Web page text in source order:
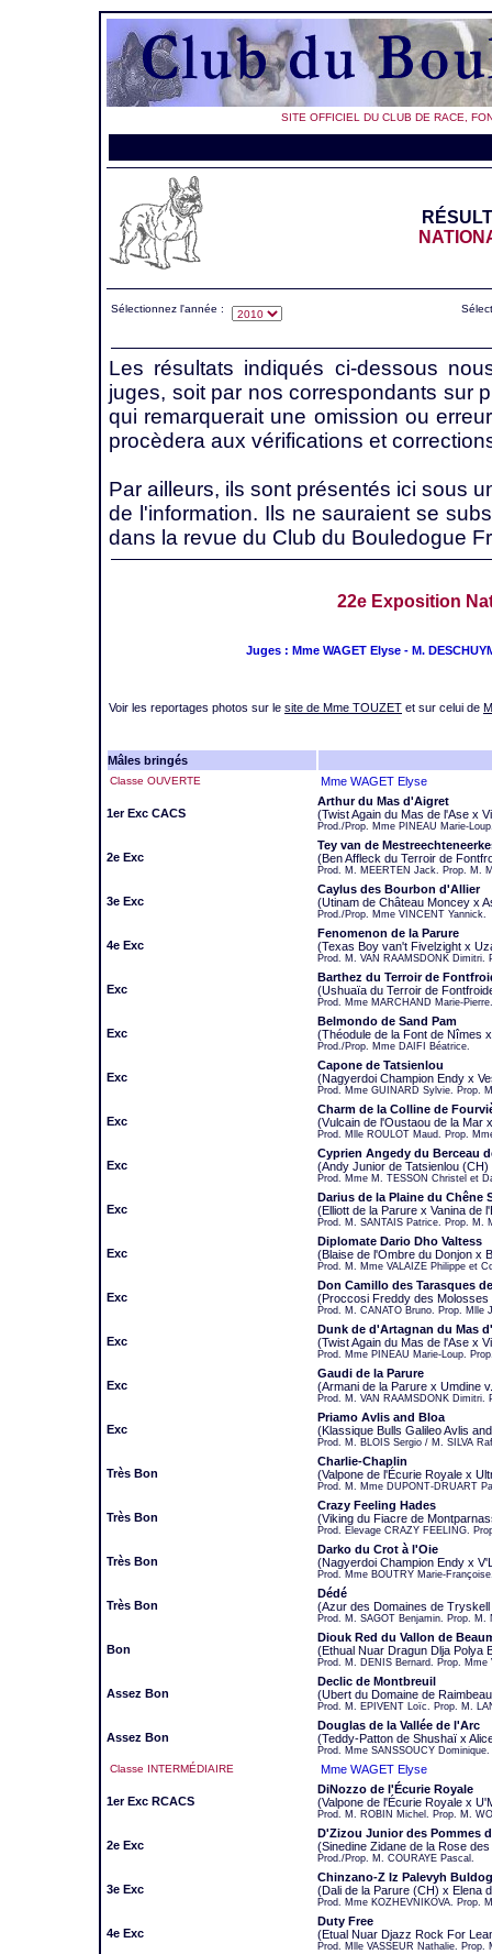
SITE OFFICIEL DU CLUB DE RACE,
Sélectionnez l'année :
Les résultats indiqués ci-dessous
juges, soit par nos correspondants sur
qui remarquerait une omission ou
procèdera aux vérifications et
Par ailleurs, ils sont présentés ici sous
de l'information. Ils ne sauraient se
dans la revue du Club du Bouledogue
22e Exposition
Juges : Mme WAGET Elyse - M.
Voir les reportages photos sur le site de Mme TOUZET et sur celui de
Mâles bringés
Classe OUVERTE Mme WAGET Elyse
1er Exc CACS
Arthur du Mas d'Aigret
(Twist Again du Mas de l'Ase x
Prod./Prop. Mme PINEAU Marie-
2e Exc
Tey van de
(Ben Affleck du Terroir de
Prod. M. MEERTEN Jack. Prop. M.
3e Exc
Caylus des Bourbon d'Allier
(Utinam de Château Moncey x
Prod./Prop. Mme VINCENT Yannick.
4e Exc
Fenomenon de la Parure
(Texas Boy van't Fivelzight x
Prod. M. VAN RAAMSDONK Dimitri.
Exc
Barthez du Terroir de
(Ushuaïa du Terroir de
Prod. Mme MARCHAND Marie-
Exc
Belmondo de Sand Pam
(Théodule de la Font de Nîmes
Prod./Prop. Mme DAIFI Béatrice.
Exc
Capone de Tatsienlou
(Nagyerdoi Champion Endy x
Prod. Mme GUINARD Sylvie. Prop.
Exc
Charm de la Colline de
(Vulcain de l'Oustaou de la Mar
Prod. Mlle ROULOT Maud. Prop.
Exc
Cyprien Angedy du Berceau
(Andy Junior de Tatsienlou
Prod. Mme M. TESSON Christel et
Exc
Darius de la Plaine du Chêne
(Elliott de la Parure x Vanina de
Prod. M. SANTAIS Patrice. Prop. M.
Exc
Diplomate Dario Dho Valtess
(Blaise de l'Ombre du Donjon x
Prod. M. Mme VALAIZE Philippe et
Exc
Don Camillo des Tarasques
(Proccosi Freddy des Molosses
Prod. M. CANATO Bruno. Prop. Mlle
Exc
Dunk de d'Artagnan du Mas
(Twist Again du Mas de l'Ase x
Prod. Mme PINEAU Marie-Loup.
Exc
Gaudi de la Parure
(Armani de la Parure x Umdine
Prod. M. VAN RAAMSDONK Dimitri.
Exc
Priamo Avlis and Bloa
(Klassique Bulls Galileo Avlis
Prod. M. BLOIS Sergio / M. SILVA
Très Bon
Charlie-Chaplin
(Valpone de l'Écurie Royale x
Prod. M. Mme DUPONT-DRUART
Très Bon
Crazy Feeling Hades
(Viking du Fiacre de
Prod. Elevage CRAZY FEELING.
Très Bon
Darko du Crot à l'Oie
(Nagyerdoi Champion Endy x
Prod. Mme BOUTRY Marie-
Très Bon
Dédé
(Azur des Domaines de Tryskell
Prod. M. SAGOT Benjamin. Prop. M.
Bon
Diouk Red du Vallon de
(Ethual Nuar Dragun Dlja Polya
Prod. M. DENIS Bernard. Prop.
Assez Bon
Declic de Montbreuil
(Ubert du Domaine de
Prod. M. EPIVENT Loïc. Prop. M.
Assez Bon
Douglas de la Vallée de l'Arc
(Teddy-Patton de Shushaï x
Prod. Mme SANSSOUCY
Classe INTERMÉDIAIRE Mme WAGET Elyse
1er Exc RCACS
DiNozzo de l'Écurie Royale
(Valpone de l'Écurie Royale x
Prod. M. ROBIN Michel. Prop. M.
2e Exc
D'Zizou Junior des Pommes
(Sinedine Zidane de la Rose
Prod./Prop. M. COURAYE Pascal.
3e Exc
Chinzano-Z Iz Palevyh
(Dali de la Parure (CH) x Elena
Prod. Mme KOZHEVNIKOVA. Prop.
4e Exc
Duty Free
(Etual Nuar Djazz Rock For
Prod. Mlle VASSEUR Nathalie. Prop.